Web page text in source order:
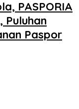
PASPORIA
Puluhan
Paspor